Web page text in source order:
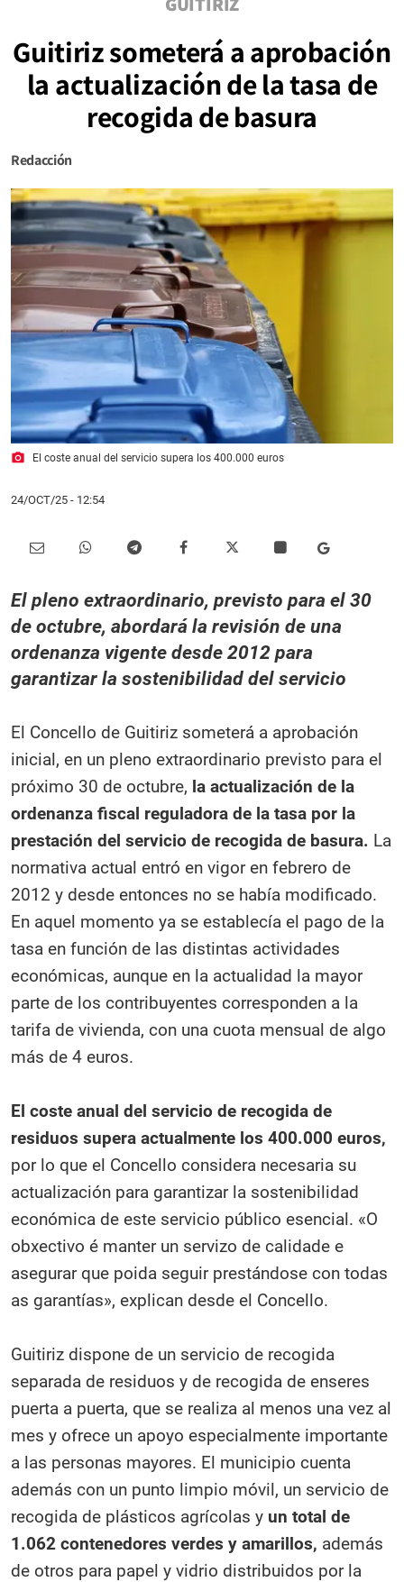
Guitiriz someterá a aprobación
la actualización de la tasa de
recogida de basura
Redacción
photo_camera El coste anual del servicio supera los 400.000 euros
24/OCT/25 - 12:54
El pleno extraordinario, previsto para el 30
de octubre, abordará la revisión de una
ordenanza vigente desde 2012 para
garantizar la sostenibilidad del servicio
El Concello de Guitiriz someterá a aprobación
inicial, en un pleno extraordinario previsto para el
próximo 30 de octubre, la actualización de la
ordenanza fiscal reguladora de la tasa por la
prestación del servicio de recogida de basura. La
normativa actual entró en vigor en febrero de
2012 y desde entonces no se había modificado.
En aquel momento ya se establecía el pago de la
tasa en función de las distintas actividades
económicas, aunque en la actualidad la mayor
parte de los contribuyentes corresponden a la
tarifa de vivienda, con una cuota mensual de algo
más de 4 euros.
El coste anual del servicio de recogida de
residuos supera actualmente los 400.000 euros,
por lo que el Concello considera necesaria su
actualización para garantizar la sostenibilidad
económica de este servicio público esencial. «O
obxectivo é manter un servizo de calidade e
asegurar que poida seguir prestándose con todas
as garantías», explican desde el Concello.
Guitiriz dispone de un servicio de recogida
separada de residuos y de recogida de enseres
puerta a puerta, que se realiza al menos una vez al
mes y ofrece un apoyo especialmente importante
a las personas mayores. El municipio cuenta
además con un punto limpio móvil, un servicio de
recogida de plásticos agrícolas y un total de
1.062 contenedores verdes y amarillos, además
de otros para papel y vidrio distribuidos por la